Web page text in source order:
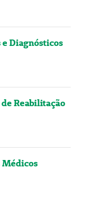
Diagnósticos
Reabilitação
Médicos